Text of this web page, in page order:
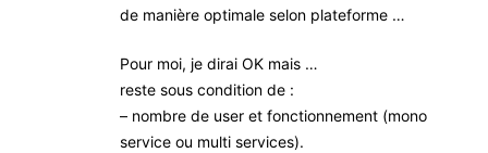
de manière optimale selon plateforme …
Pour moi, je dirai OK mais …
reste sous condition de :
– nombre de user et fonctionnement (mono
service ou multi services).